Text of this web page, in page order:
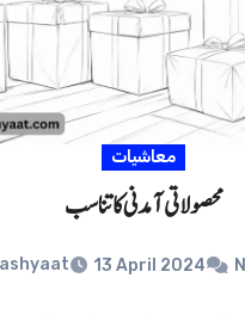
معاشیات
محصولاتی آمدنی کا تناسب
13 April 2024